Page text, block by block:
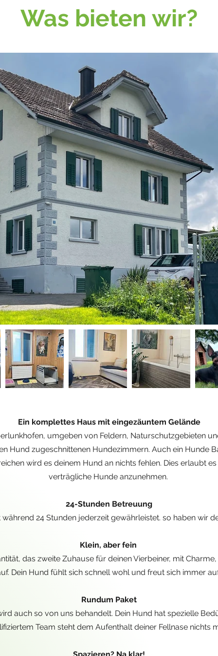
Was bieten wir?
Ein komplettes Haus mit eingezäuntem Gelände
umgeben von Feldern, Naturschutzgebieten
Hund zugeschnittenen Hundezimmern. Auch ein Hunde
wird es deinem Hund an nichts fehlen. Dies erlaubt
verträgliche Hunde anzunehmen.
24-Stunden Betreuung
24 Stunden jederzeit gewährleistet. so haben wir
Klein, aber fein
das zweite Zuhause für deinen Vierbeiner, mit
Dein Hund fühlt sich schnell wohl und freut sich immer
Rundum Paket
auch so von uns behandelt. Dein Hund hat spezielle
Team steht dem Aufenthalt deiner Fellnase nichts